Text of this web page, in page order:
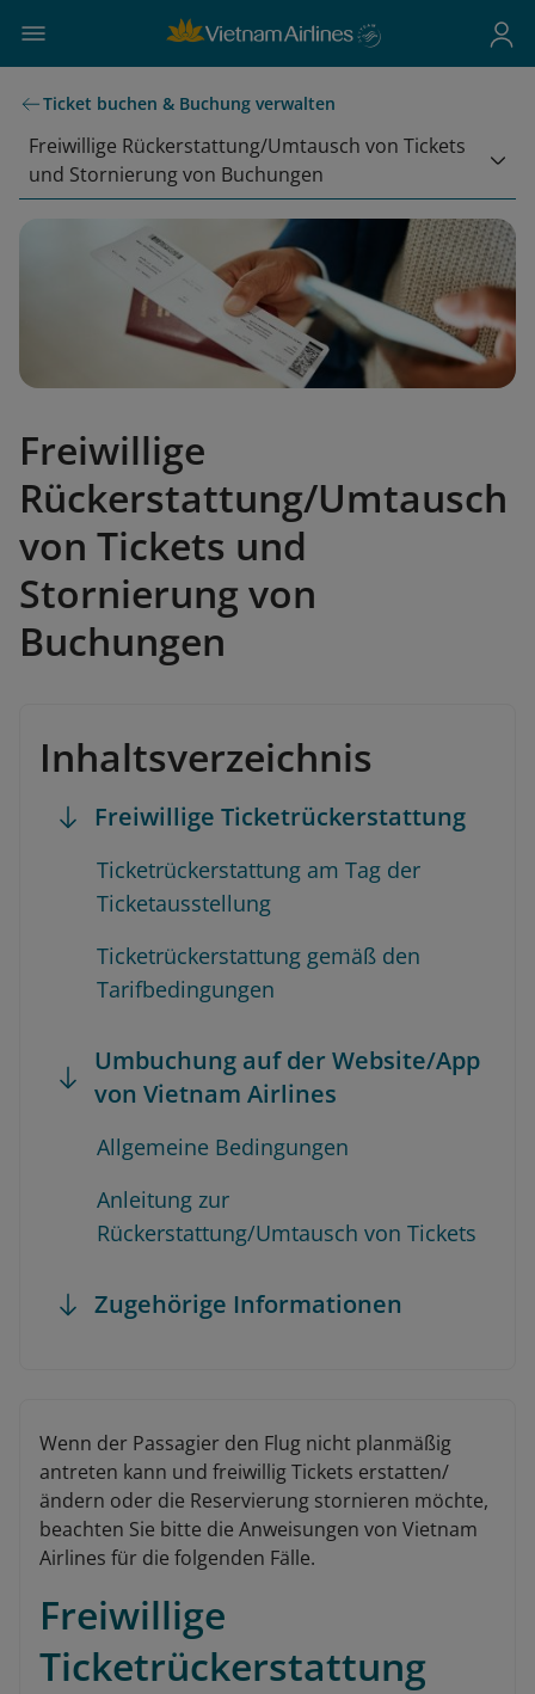
Ticket buchen & Buchung verwalten
Freiwillige Rückerstattung/Umtausch von Tickets
und Stornierung von Buchungen
Freiwillige
Rückerstattung/Umtausch
von Tickets und
Stornierung von
Buchungen
Inhaltsverzeichnis
Freiwillige Ticketrückerstattung
Ticketrückerstattung am Tag der
Ticketausstellung
Ticketrückerstattung gemäß den
Tarifbedingungen
Umbuchung auf der Website/App
von Vietnam Airlines
Allgemeine Bedingungen
Anleitung zur
Rückerstattung/Umtausch von Tickets
Zugehörige Informationen
Wenn der Passagier den Flug nicht planmäßig
antreten kann und freiwillig Tickets erstatten/
ändern oder die Reservierung stornieren möchte,
beachten Sie bitte die Anweisungen von Vietnam
Airlines für die folgenden Fälle.
Freiwillige
Ticketrückerstattung